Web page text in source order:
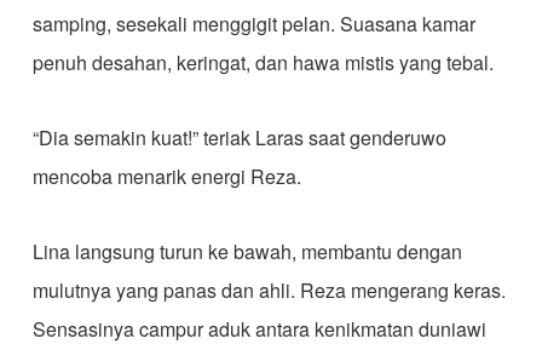
samping, sesekali menggigit pelan. Suasana kamar
penuh desahan, keringat, dan hawa mistis yang tebal.
“Dia semakin kuat!” teriak Laras saat genderuwo
mencoba menarik energi Reza.
Lina langsung turun ke bawah, membantu dengan
mulutnya yang panas dan ahli. Reza mengerang keras.
Sensasinya campur aduk antara kenikmatan duniawi